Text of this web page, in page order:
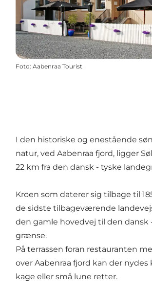
Foto: Aabenraa Tourist
I den historiske og enestående
natur, ved Aabenraa fjord, ligger
22 km fra den dansk - tyske
Kroen som daterer sig tilbage til
de sidste tilbageværende
den gamle hovedvej til den dansk
grænse.
På terrassen foran restauranten
over Aabenraa fjord kan der nydes
kage eller små lune retter.